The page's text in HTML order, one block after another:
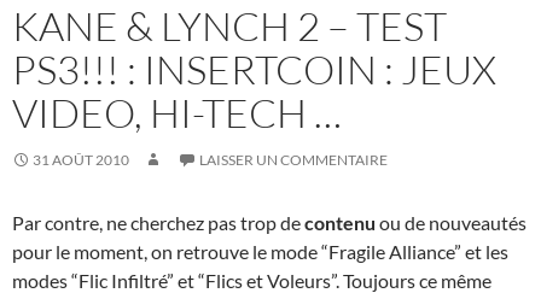
KANE & LYNCH 2 – TEST
PS3!!! : INSERTCOIN : JEUX
VIDEO, HI-TECH …
31 AOÛT 2010 LAISSER UN COMMENTAIRE
Par contre, ne cherchez pas trop decontenu ou de nouveautés
pour le moment, on retrouve le mode “Fragile Alliance” et les
modes “Flic Infiltré” et “Flics et Voleurs”. Toujours ce même